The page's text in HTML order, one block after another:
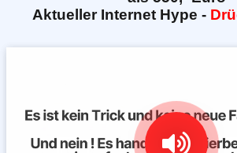
Aktueller Internet Hype -